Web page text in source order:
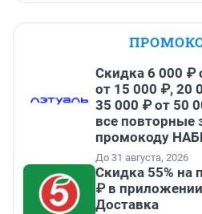
Скидка 6 000 ₽
от 15 000 ₽, 20
35 000 ₽ от 50
все повторные
промокоду
До 31 августа, 2026
Скидка 55% на
₽ в
Доставка